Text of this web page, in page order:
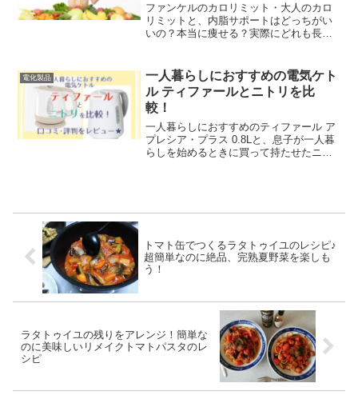
ファンケルのカロリミット・大人のカロ
リミットと、内脂サポートはどっちがい
いの？本当に痩せる？実際にどれも長期
電化製品
一人暮らしにおすすめの電気ケト
ル ティファールとニトリを比
較！
一人暮らしにおすすめのティファール ア
プレシア・プラス 0.8Lと、息子が一人暮
らしを始めるときに買って持たせたニト
トマト缶でつくるラタトゥイユのレシピ♪
超簡単なのに絶品、完熟夏野菜を楽しも
う！
ラタトゥイユの残りをアレンジ！簡単な
のに美味しいリメイクトマトパスタのレ
シピ